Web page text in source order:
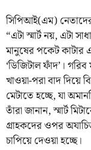
সিপিআই(এম)
“এটা স্মার্ট নয়, এটা
মানুষের পকেট কাটার
‘ডিজিটাল ফাঁদ’।
খাওয়া-পরা বাদ দিয়ে
মেটাতে হচ্ছে, যা
তাঁরা জানান, স্মার্ট
গ্রাহকদের ওপর
চাপিয়ে দেওয়া হচ্ছে।